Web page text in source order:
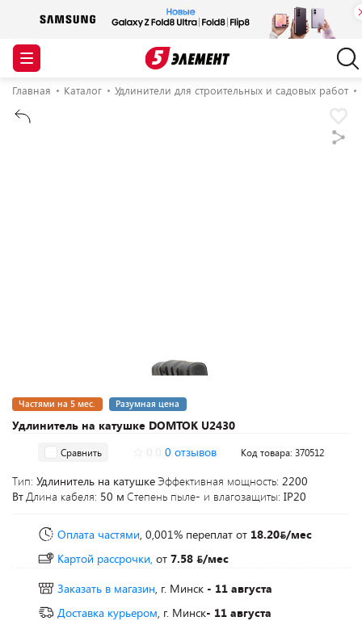
Главная Каталог Удлинители для строительных и садовых работ
Удлинитель на катушке DOMTOK U2430
Частями на 5 мес. Разумная цена
Сравнить 0 отзывов Код товара: 370512
Тип: Удлинитель на катушке Эффективная мощность: 2200
ВтДлина кабеля: 50 м Степень пыле- и влагозащиты: IP20
Оплата частями, 0,001% переплат от 18.20 /мес
Картой рассрочки, от 7.58
/мес
Заказать в магазин, г. Минск - 11 августа
Доставка курьером, г. Минск- 11 августа